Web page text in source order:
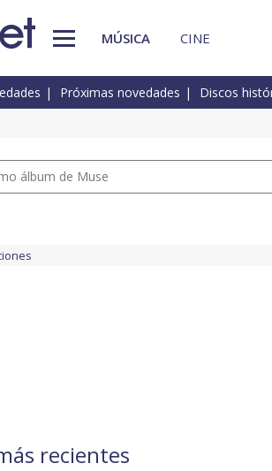
MÚSICA CINE
Próximas novedades Discos
álbum de Muse
recientes